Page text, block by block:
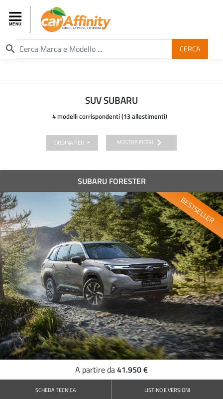
search CERCA
SUV SUBARU
4 modelli corrispondenti (13 allestimenti)
ORDINA PER MOSTRA FILTRI chevron_right
SUBARU FORESTER
BESTSELLER
A partire da41.950 €
SCHEDA TECNICA LISTINO E VERSIONI